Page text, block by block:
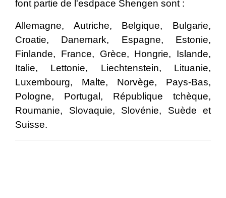
font partie de l'esdpace Shengen sont :
Allemagne, Autriche, Belgique, Bulgarie,
Croatie, Danemark, Espagne, Estonie,
Finlande, France, Grèce, Hongrie, Islande,
Italie, Lettonie, Liechtenstein, Lituanie,
Luxembourg, Malte, Norvège, Pays-Bas,
Pologne, Portugal, République tchèque,
Roumanie, Slovaquie, Slovénie, Suède et
Suisse.